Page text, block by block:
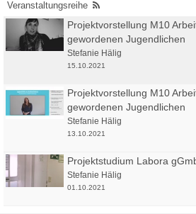
Veranstaltungsreihe
Projektvorstellung M10
gewordenen Jugendlichen
Stefanie Hälig
15.10.2021
Projektvorstellung M10
gewordenen Jugendlichen
Stefanie Hälig
13.10.2021
Projektstudium Labora
Stefanie Hälig
01.10.2021